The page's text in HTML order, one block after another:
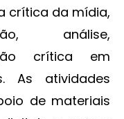
crítica da mídia,
análise,
crítica em
As atividades
de materiais